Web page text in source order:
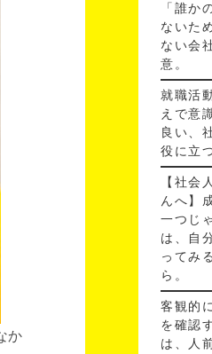
か
「誰か
ないた
ない会
意。
就職活
えで意
良い、
役に立
【社会
んへ】
一つじ
は、自
ってみ
ら。
客観的
を確認
は、人